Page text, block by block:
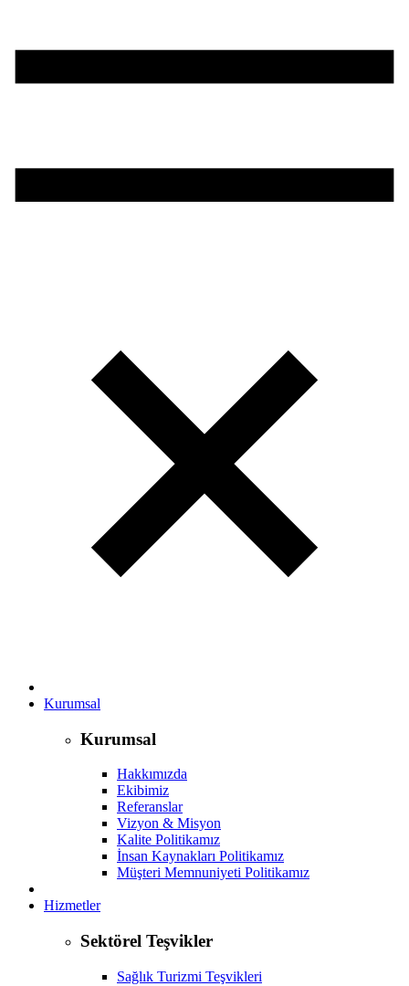
Kurumsal
Kurumsal
Hakkımızda
Ekibimiz
Referanslar
Vizyon & Misyon
Kalite Politikamız
İnsan Kaynakları Politikamız
Müşteri Memnuniyeti Politikamız
Hizmetler
Sektörel Teşvikler
Sağlık Turizmi Teşvikleri